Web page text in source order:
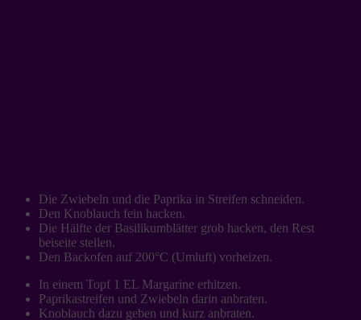
Die Zwiebeln und die Paprika in Streifen schneiden.
Den Knoblauch fein hacken.
Die Hälfte der Basilikumblätter grob hacken, den Rest
beiseite stellen.
Den Backofen auf 200°C (Umluft) vorheizen.
In einem Topf 1 EL Margarine erhitzen.
Paprikastreifen und Zwiebeln darin anbraten.
Knoblauch dazu geben und kurz anbraten.